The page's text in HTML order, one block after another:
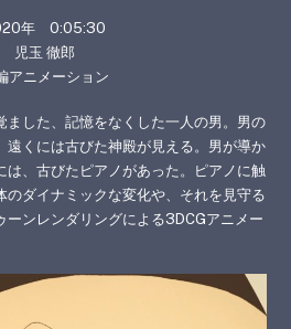
年 0:05:30
児玉 徹郎
アニメーション
ました、記憶をなくした一人の男。男の
遠くには古びた神殿が見える。男が導か
は、古びたピアノがあった。ピアノに触
のダイナミックな変化や、それを見守る
ーンレンダリングによる3DCGアニメー